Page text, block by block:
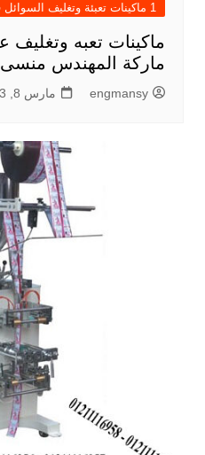
1 ماكينات تعبئة وتغليف السوائل فى اكياس
ماركة المهندس منسى
engmansy مارس 8, 2023